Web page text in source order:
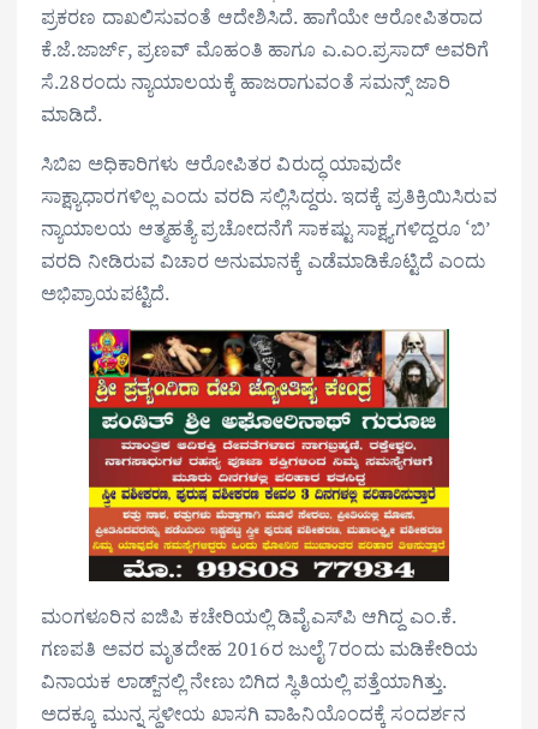
ಪ್ರಕರಣ ದಾಖಲಿಸುವಂತೆ ಆದೇಶಿಸಿದೆ. ಹಾಗೆಯೇ ಆರೋಪಿತರಾದ
ಕೆ.ಜೆ.ಜಾರ್ಜ್, ಪ್ರಣವ್ ಮೊಹಂತಿ ಹಾಗೂ ಎ.ಎಂ.ಪ್ರಸಾದ್‌ ಅವರಿಗೆ
ಸೆ.28ರಂದು ನ್ಯಾಯಾಲಯಕ್ಕೆ ಹಾಜರಾಗುವಂತೆ ಸಮನ್ಸ್ ಜಾರಿ
ಮಾಡಿದೆ.
ಸಿಬಿಐ ಅಧಿಕಾರಿಗಳು ಆರೋಪಿತರ ವಿರುದ್ಧ ಯಾವುದೇ
ಸಾಕ್ಷ್ಯಾಧಾರಗಳಿಲ್ಲ ಎಂದು ವರದಿ ಸಲ್ಲಿಸಿದ್ದರು. ಇದಕ್ಕೆ ಪ್ರತಿಕ್ರಿಯಿಸಿರುವ
ನ್ಯಾಯಾಲಯ ಆತ್ಮಹತ್ಯೆ ಪ್ರಚೋದನೆಗೆ ಸಾಕಷ್ಟು ಸಾಕ್ಷ್ಯಗಳಿದ್ದರೂ ‘ಬಿ’
ವರದಿ ನೀಡಿರುವ ವಿಚಾರ ಅನುಮಾನಕ್ಕೆ ಎಡೆಮಾಡಿಕೊಟ್ಟಿದೆ ಎಂದು
ಅಭಿಪ್ರಾಯಪಟ್ಟಿದೆ.
ಮಂಗಳೂರಿನ ಐಜಿಪಿ ಕಚೇರಿಯಲ್ಲಿ ಡಿವೈಎಸ್‌ಪಿ ಆಗಿದ್ದ ಎಂ.ಕೆ.
ಗಣಪತಿ ಅವರ ಮೃತದೇಹ 2016ರ ಜುಲೈ 7ರಂದು ಮಡಿಕೇರಿಯ
ವಿನಾಯಕ ಲಾಡ್ಜ್‌ನಲ್ಲಿ ನೇಣು ಬಿಗಿದ ಸ್ಥಿತಿಯಲ್ಲಿ ಪತ್ತೆಯಾಗಿತ್ತು.
ಅದಕ್ಕೂ ಮುನ್ನ ಸ್ಥಳೀಯ ಖಾಸಗಿ ವಾಹಿನಿಯೊಂದಕ್ಕೆ ಸಂದರ್ಶನ